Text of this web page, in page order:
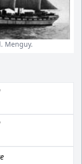
Menguy.